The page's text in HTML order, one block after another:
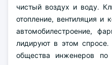
чистый воздух и воду.
отопление, вентиляция и
автомобилестроение,
лидируют в этом
общества инженеров